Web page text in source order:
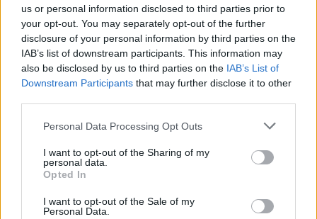
us or personal information disclosed to third parties prior to
your opt-out. You may separately opt-out of the further
disclosure of your personal information by third parties on the
IAB’s list of downstream participants. This information may
also be disclosed by us to third parties on the IAB’s List of
Downstream Participants that may further disclose it to other
Please note that this website/app uses one or more Google
not limited to your visit or usage behaviour. You may click to
grant or deny consent to Google and its third-party tags to
use your data for below specified purposes in below Google
consent section.
Personal Data Processing Opt Outs
I want to opt-out of the Sharing of my
personal data.
Opted In
I want to opt-out of the Sale of my
Personal Data.
Στο δεύτερο ημίχρονο (56') ήρθε και η πρώτη καλή